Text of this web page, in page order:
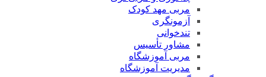
مربی مهد کودک
آزمونگری
تندخوانی
مشاور تأسیس
مربی آموزشگاه
مدیریت آموزشگاه